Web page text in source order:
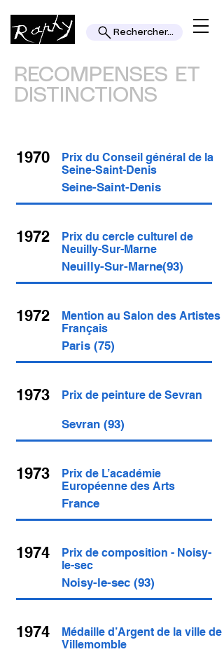
Rechercher...
RECOMPENSES ET
DISTINCTIONS
1970
Prix du Conseil général de la
Seine-Saint-Denis
Seine-Saint-Denis
1972
Prix du cercle culturel de
Neuilly-Sur-Marne
Neuilly-Sur-Marne(93)
1972
Mention au Salon des Artistes
Français
Paris (75)
1973 Prix de peinture de Sevran
Sevran (93)
1973
Prix de L’académie
Européenne des Arts
France
1974
Prix de composition - Noisy-
le-sec
Noisy-le-sec (93)
1974
Médaille d’Argent de la ville de
Villemomble